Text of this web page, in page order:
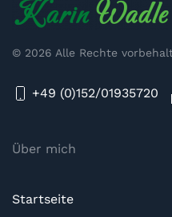
© 2026 Alle Rechte
+49 (0)152/01935720
Über mich
Startseite